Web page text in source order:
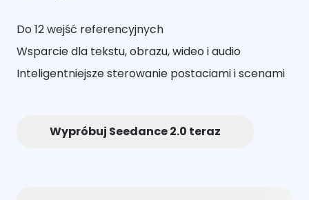
Do 12 wejść referencyjnych
Wsparcie dla tekstu, obrazu, wideo i audio
Inteligentniejsze sterowanie postaciami i scenami
Wypróbuj Seedance 2.0 teraz